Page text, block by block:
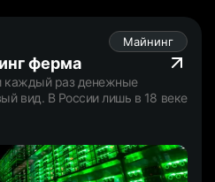
Майнинг
ферма
каждый раз денежные
вид. В России лишь в 18 веке